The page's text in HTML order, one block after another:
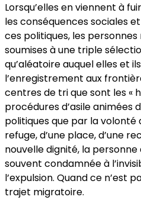
Lorsqu’elles en viennent à
les conséquences sociales
ces politiques, les
soumises à une triple
qu’aléatoire auquel elles et
l’enregistrement aux
centres de tri que sont les «
procédures d’asile animées
politiques que par la volonté
refuge, d’une place, d’une
nouvelle dignité, la
souvent condamnée à
l’expulsion. Quand ce n’est
trajet migratoire.